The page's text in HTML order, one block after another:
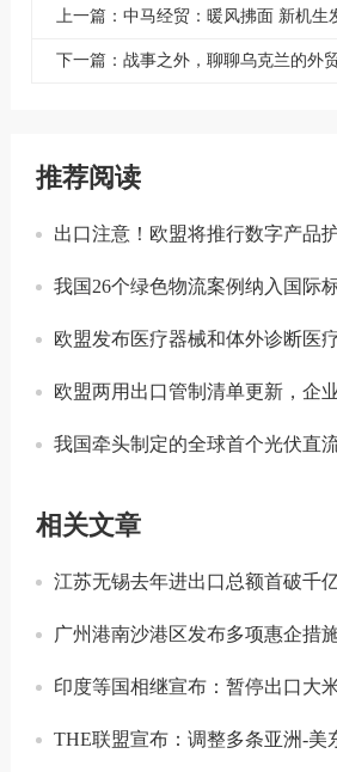
上一篇：中马经贸：暖风拂面 新机生
下一篇：战事之外，聊聊乌克兰的外
推荐阅读
出口注意！欧盟将推行数字产品护照注册制度
我国26个绿色物流案例纳入国际
欧盟发布医疗器械和体外诊断医
欧盟两用出口管制清单更新，企
我国牵头制定的全球首个光伏直流领
相关文章
江苏无锡去年进出口总额首破千
广州港南沙港区发布多项惠企措施
印度等国相继宣布：暂停出口大
THE联盟宣布：调整多条亚洲-美东航线